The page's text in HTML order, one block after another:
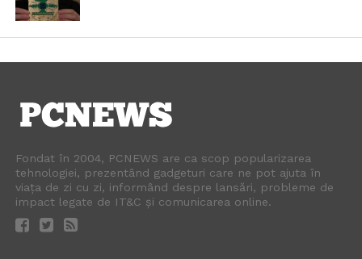
Fondat în 2004, PCNEWS are ca scop popularizarea
tehnologiei, prezentând gadgeturi care ne pot ajuta în
viața de zi cu zi, informând despre lansări, probleme de
impact legate de IT&C și comunicarea online.